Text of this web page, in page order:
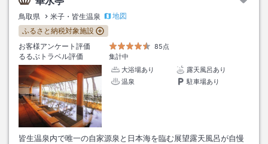
鳥取県 米子・皆生温泉
地図
ふるさと納税対象施設
お客様アンケート評価
85点
るるぶトラベル評価
集計中
大浴場あり
露天風呂あり
温泉
駐車場あり
皆生温泉内で唯一の自家源泉と日本海を臨む展望露天風呂が自慢